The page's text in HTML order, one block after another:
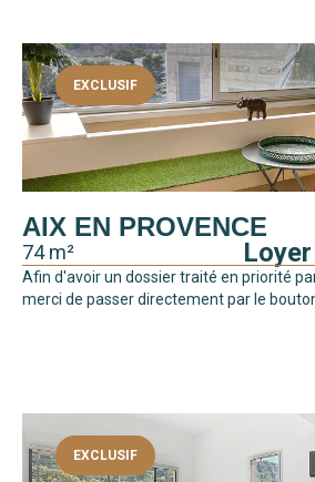
EXCLUSIF
AIX EN PROVENCE
74 m²
Afin d'avoir un dossier traité en priorité
merci de passer directement par le bouton
EXCLUSIF